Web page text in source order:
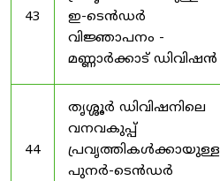
43
ഇ-ടെൻഡർ
വിജ്ഞാപനം -
മണ്ണാർക്കാട് ഡിവിഷൻ
44
തൃശ്ശൂർ ഡിവിഷനിലെ
വനവകുപ്പ്
പ്രവൃത്തികൾക്കായുള്ള
പുനർ-ടെൻഡർ